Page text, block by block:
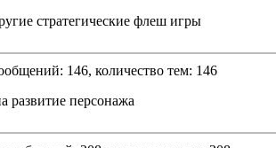
стратегические флеш игры
146, количество тем: 146
развитие персонажа